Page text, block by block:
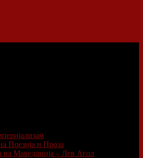
Поезија и Проза
на Македонија – Лев Агол